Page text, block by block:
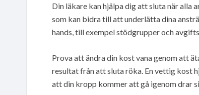
Din läkare kan hjälpa dig att sluta när alla
som kan bidra till att underlätta dina
hands, till exempel stödgrupper och
Prova att ändra din kost vana genom att
resultat från att sluta röka. En vettig kost
att din kropp kommer att gå igenom drar